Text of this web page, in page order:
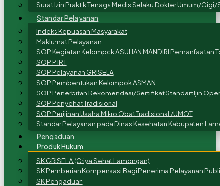
Surat Izin Praktik Tenaga Medis Selaku Dokter Umum/Gigi/
Standar Pelayanan
Indeks Kepuasan Masyarakat
Maklumat Pelayanan
SOP Kegiatan Kelompok ASUHAN MANDIRI Pemanfaatan
SOP P IRT
SOP Pelayanan GRISELA
SOP Pembentukan Kelompok ASMAN
SOP Penerbitan Rekomendasi/Sertifikat Standart Ijin
SOP Penyehat Tradisional
SOP Perijinan Usaha Mikro Obat Tradisional /UMOT
Standar Pelayanan pada Dinas Kesehatan Kabupaten
Pengaduan
Produk Hukum
SK GRISELA (Griya Sehat Lamongan)
SK Pemberian Kompensasi Bagi Penerima Pelayanan
SK Pengaduan